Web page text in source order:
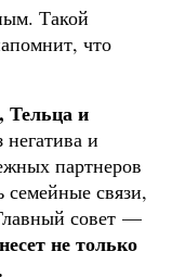
Такой
что
Тельца и
и
партнеров
семейные связи,
совет —
не только